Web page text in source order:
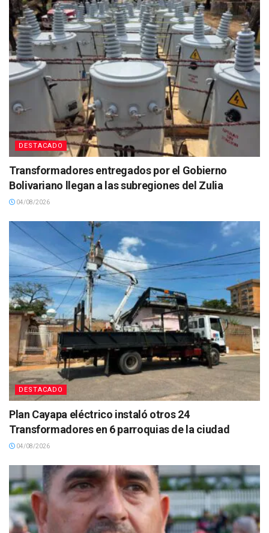
DESTACADO
Transformadores entregados por el Gobierno
Bolivariano llegan a las subregiones del Zulia
04/08/2026
DESTACADO
Plan Cayapa eléctrico instaló otros 24
Transformadores en 6 parroquias de la ciudad
04/08/2026